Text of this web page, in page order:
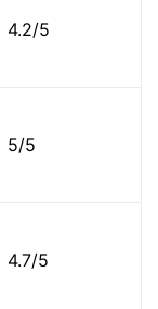
4.2/5
5/5
4.7/5